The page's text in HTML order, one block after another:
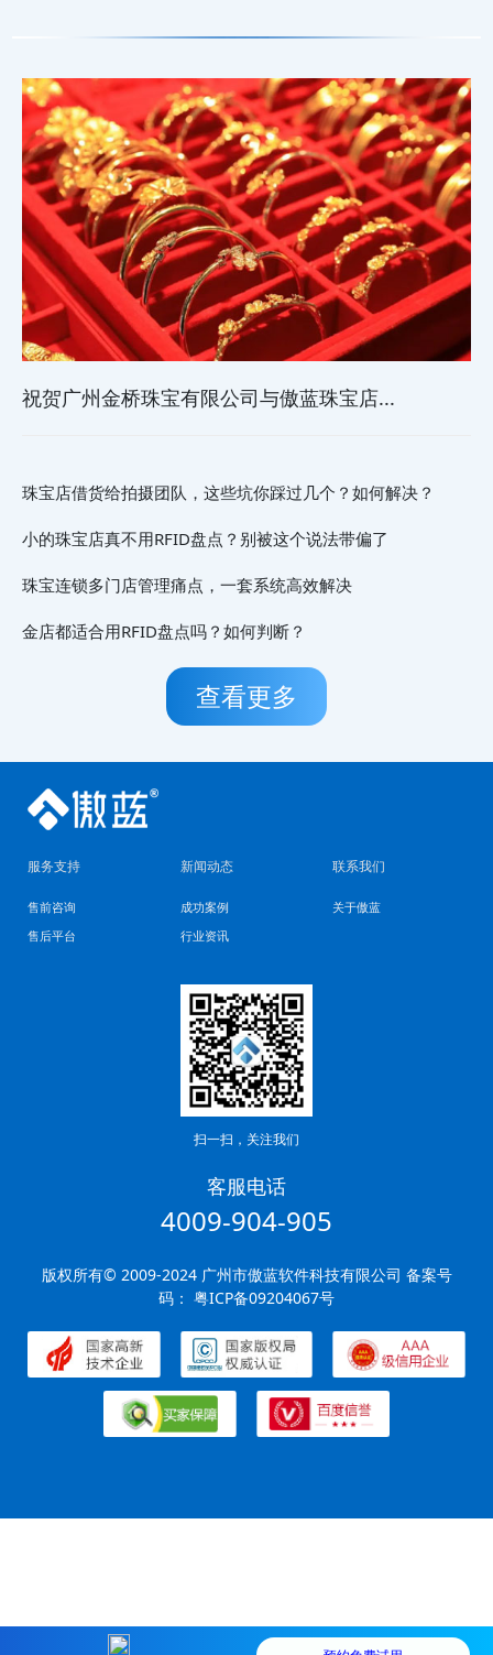
祝贺广州金桥珠宝有限公司与傲蓝珠宝店...
珠宝店借货给拍摄团队，这些坑你踩过几个？如何解决？
小的珠宝店真不用RFID盘点？别被这个说法带偏了
珠宝连锁多门店管理痛点，一套系统高效解决
金店都适合用RFID盘点吗？如何判断？
查看更多
服务支持
售前咨询
售后平台
新闻动态
成功案例
行业资讯
联系我们
关于傲蓝
扫一扫，关注我们
客服电话
4009-904-905
版权所有© 2009-2024 广州市傲蓝软件科技有限公司 备案号
码： 粤ICP备09204067号